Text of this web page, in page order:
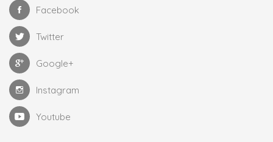
Facebook
Twitter
Google+
Instagram
Youtube